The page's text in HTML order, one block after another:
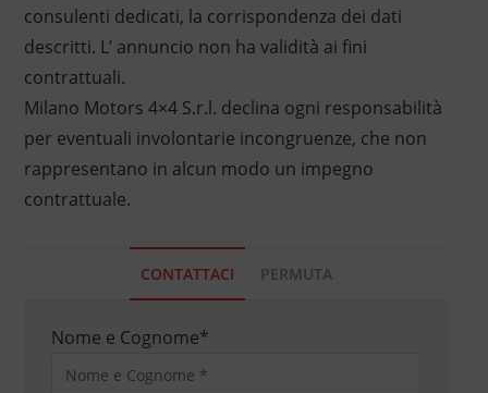
consulenti dedicati, la corrispondenza dei dati
descritti. L’ annuncio non ha validità ai fini
contrattuali.
Milano Motors 4×4 S.r.l. declina ogni responsabilità
per eventuali involontarie incongruenze, che non
rappresentano in alcun modo un impegno
contrattuale.
CONTATTACI PERMUTA
Nome e Cognome*